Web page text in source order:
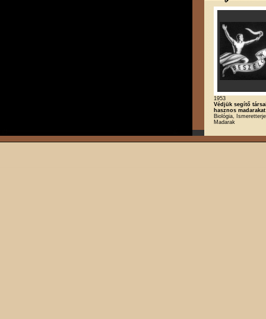
1953
Védjük segítő
hasznos madarakat
Biológia,
Madarak